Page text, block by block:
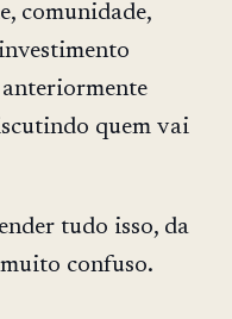
comunidade,
quem vai
tudo isso, da
confuso.